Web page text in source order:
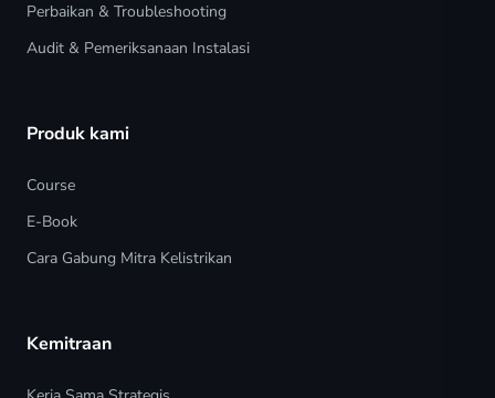
Perbaikan & Troubleshooting
Audit & Pemeriksanaan Instalasi
Produk kami
Course
E-Book
Cara Gabung Mitra Kelistrikan
Kemitraan